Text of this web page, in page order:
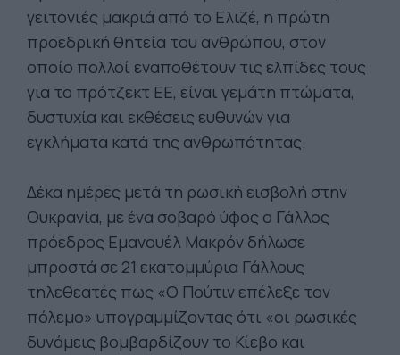
γειτονιές μακριά από το Ελιζέ, η πρώτη
προεδρική θητεία του ανθρώπου, στον
οποίο πολλοί εναποθέτουν τις ελπίδες τους
για το πρότζεκτ ΕΕ, είναι γεμάτη πτώματα,
δυστυχία και εκθέσεις ευθυνών για
εγκλήματα κατά της ανθρωπότητας.
Δέκα ημέρες μετά τη ρωσική εισβολή στην
Ουκρανία, με ένα σοβαρό ύφος ο Γάλλος
πρόεδρος Εμανουέλ Μακρόν δήλωσε
μπροστά σε 21 εκατομμύρια Γάλλους
τηλεθεατές πως «Ο Πούτιν επέλεξε τον
πόλεμο» υπογραμμίζοντας ότι «οι ρωσικές
δυνάμεις βομβαρδίζουν το Κίεβο και